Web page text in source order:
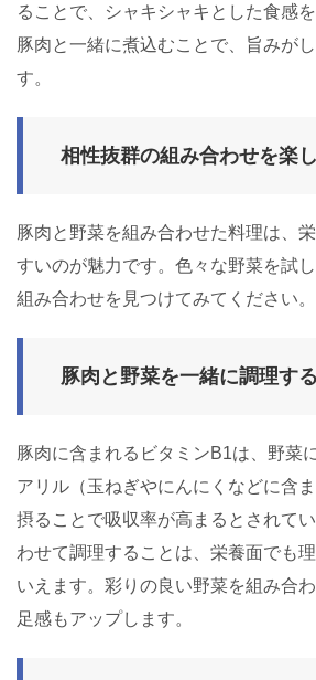
ることで、シャキシャキとした食感
豚肉と一緒に煮込むことで、旨みが
す。
相性抜群の組み合わせを楽
豚肉と野菜を組み合わせた料理は、
すいのが魅力です。色々な野菜を試
組み合わせを見つけてみてください。
豚肉と野菜を一緒に調理す
豚肉に含まれるビタミンB1は、野菜
アリル（玉ねぎやにんにくなどに含
摂ることで吸収率が高まるとされて
わせて調理することは、栄養面でも
いえます。彩りの良い野菜を組み合
足感もアップします。